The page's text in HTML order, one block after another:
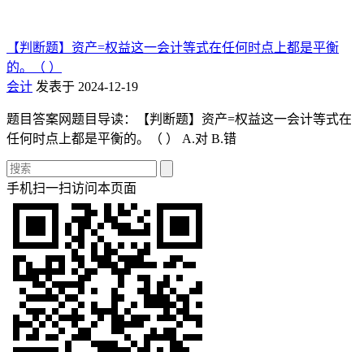
【判断题】资产=权益这一会计等式在任何时点上都是平衡
的。（ ）
会计 发表于 2024-12-19
题目答案网题目导读：【判断题】资产=权益这一会计等式在
任何时点上都是平衡的。（ ） A.对 B.错
手机扫一扫访问本页面